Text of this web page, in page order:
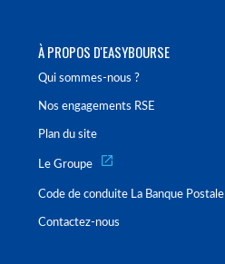
À PROPOS D'EASYBOURSE
Qui sommes-nous ?
Nos engagements RSE
Plan du site
Le Groupe
Code de conduite La Banque Postale
Contactez-nous